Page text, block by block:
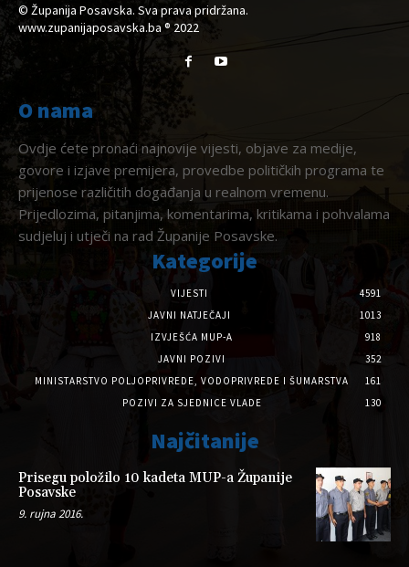
© Županija Posavska. Sva prava pridržana.
www.zupanijaposavska.ba ® 2022
O nama
Ovdje ćete pronaći najnovije vijesti, objave za medije,
govore i izjave premijera, provedbe političkih programa te
prijenose različitih događanja u realnom vremenu.
Prijedlozima, pitanjima, komentarima, kritikama i pohvalama
sudjeluj i utječi na rad Županije Posavske.
Kategorije
VIJESTI
4591
JAVNI NATJEČAJI
1013
IZVJEŠĆA MUP-A
918
JAVNI POZIVI
352
MINISTARSTVO POLJOPRIVREDE, VODOPRIVREDE I ŠUMARSTVA
161
POZIVI ZA SJEDNICE VLADE
130
Najčitanije
Prisegu položilo 10 kadeta MUP-a Županije
Posavske
9. rujna 2016.